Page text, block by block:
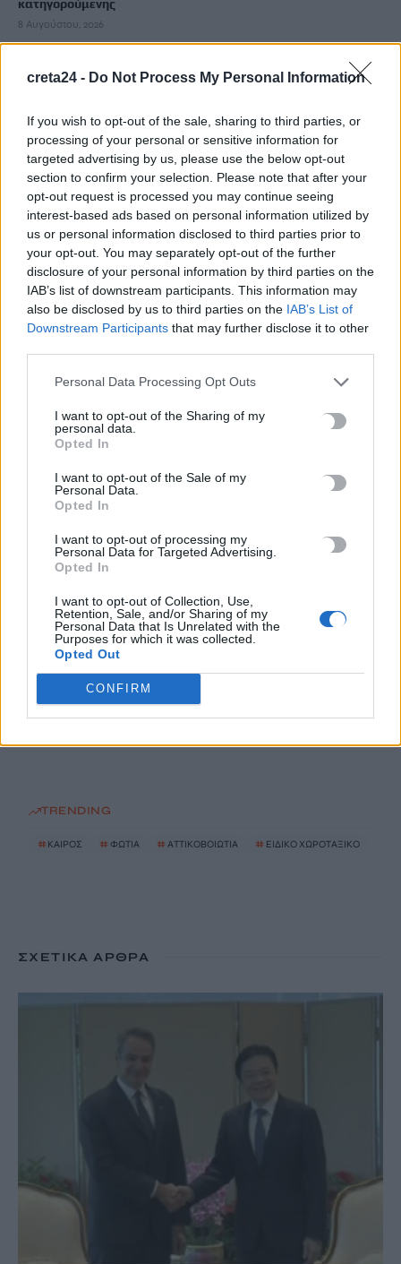
creta24 - Do Not Process My Personal Information
If you wish to opt-out of the sale, sharing to third parties, or
processing of your personal or sensitive information for
targeted advertising by us, please use the below opt-out
section to confirm your selection. Please note that after your
opt-out request is processed you may continue seeing
interest-based ads based on personal information utilized by
us or personal information disclosed to third parties prior to
your opt-out. You may separately opt-out of the further
disclosure of your personal information by third parties on the
IAB’s list of downstream participants. This information may
also be disclosed by us to third parties on the IAB’s List of
Downstream Participants that may further disclose it to other
Personal Data Processing Opt Outs
I want to opt-out of the Sharing of my
personal data.
Opted In
I want to opt-out of the Sale of my
Personal Data.
Opted In
I want to opt-out of processing my
Personal Data for Targeted Advertising.
Opted In
I want to opt-out of Collection, Use,
Retention, Sale, and/or Sharing of my
Personal Data that Is Unrelated with the
Purposes for which it was collected.
Opted Out
CONFIRM
κατηγορούμενης
8 Αυγούστου, 2026
Κορυφώνεται η έξοδος των αδειούχων ενόψει
8 Αυγούστου, 2026
Καύσωνας και υψηλή ζήτηση εκτοξεύουν τις τιμές ρεύματος
Πότε λήγουν τα προγράμματα «Ανακαίνιση Κατοικίας» και
«Σπίτι μου ΙΙ»
8 Αυγούστου, 2026
Μόνιμοι διορισμοί εκπαιδευτικών: Μέχρι πότε γίνεται η
υποβολή αιτήσεων
Αμπελάρδο ντε λα Εσπριέγια: Ποιος είναι ο νέος πρόεδρος της
Κολομβίας – Ο «Τίγρης» εκατομμυριούχος
«Καμίνι» η χώρα: Έως 39°C και μελτέμια έως 8 μποφόρ – Ο
καιρός στην Κρήτη
8 Αυγούστου, 2026
Αττικοβοιωτία: Με 6 βόμβες Χιροσίμα ισούται η ενέργεια από
τη φωτιά
8 Αυγούστου, 2026
επενδύσεις, νησιά και προορισμούς υπό πίεση
TRENDING
# ΚΑΙΡΟΣ # ΦΩΤΙΑ # ΑΤΤΙΚΟΒΟΙΩΤΙΑ # ΕΙΔΙΚΟ ΧΩΡΟΤΑΞΙΚΟ
ΣΧΕΤΙΚΆ ΆΡΘΡΑ